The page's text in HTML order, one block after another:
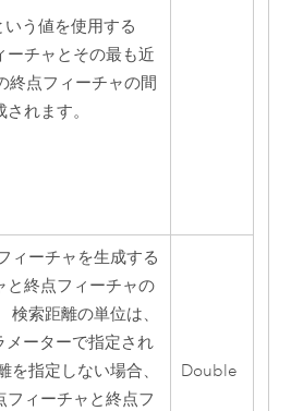
う値を使用する
ーチャとその最も近
終点フィーチャの間
れます。
ィーチャを生成する
と終点フィーチャの
検索距離の単位は、
メーターで指定され
を指定しない場合、
フィーチャと終点フ
Double